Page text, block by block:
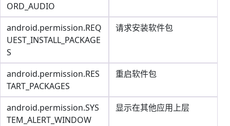
ORD_AUDIO
android.permission.REQ
UEST_INSTALL_PACKAGE
S
请求安装软件包
android.permission.RES
TART_PACKAGES
重启软件包
android.permission.SYS
TEM_ALERT_WINDOW
显示在其他应用上层